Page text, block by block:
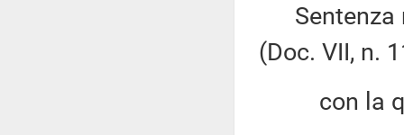
Sentenza
(Doc. VII, n.
con la